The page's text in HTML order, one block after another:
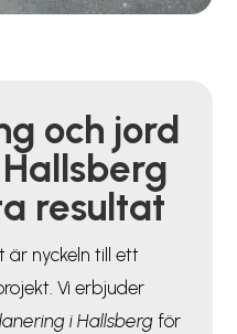
och jord
resultat
är nyckeln till ett
Vi erbjuder
i Hallsbergför